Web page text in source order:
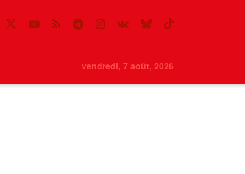
vendredi, 7 août, 2026